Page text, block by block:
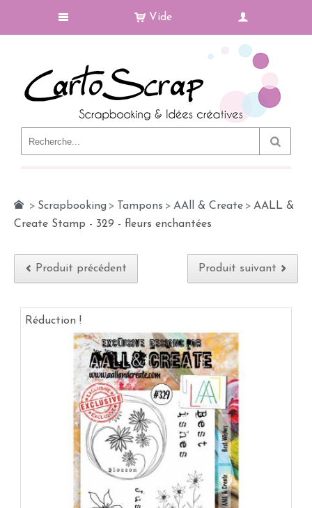
Vide
> Scrapbooking > Tampons > AAll & Create > AALL &
Create Stamp - 329 - fleurs enchantées
Produit précédent Produit suivant
Réduction !